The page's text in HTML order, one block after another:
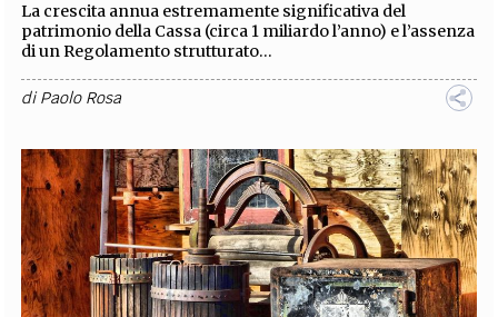
La crescita annua estremamente significativa del
patrimonio della Cassa (circa 1 miliardo l’anno) e l’assenza
di un Regolamento strutturato...
diPaolo Rosa